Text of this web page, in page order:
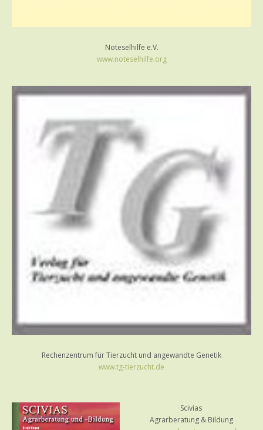
Noteselhilfe e.V.
www.noteselhilfe.org
Rechenzentrum für Tierzucht und angewandte Genetik
www.tg-tierzucht.de
Scivias
Agrarberatung & Bildung